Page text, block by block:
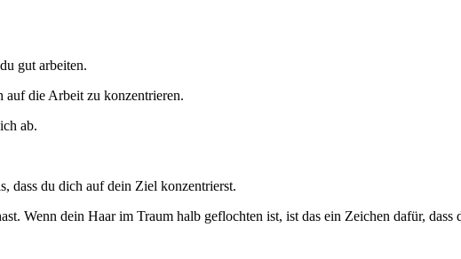
gut arbeiten.
auf die Arbeit zu konzentrieren.
ab.
dass du dich auf dein Ziel konzentrierst.
Wenn dein Haar im Traum halb geflochten ist, ist das ein Zeichen dafür,